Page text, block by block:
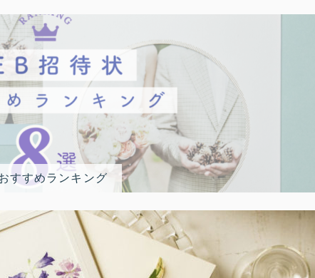
すすめランキング